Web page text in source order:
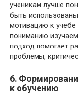
ученикам лучше
быть
мотивацию к учебе
пониманию
подход помогает
проблемы,
6.
к обучению